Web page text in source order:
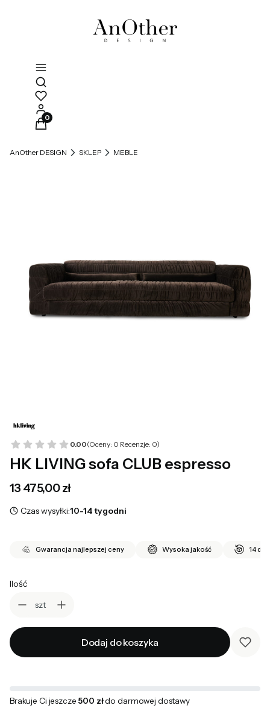
Otwórz wyszukiwarkę
Produkty w koszyku: 0. Zobacz szczegóły
AnOther DESIGN SKLEP MEBLE
0.00(Oceny: 0 Recenzje: 0)
HK LIVING sofa CLUB espresso
Cena
13 475,00 zł
Czas wysyłki:10-14 tygodni
Gwarancja najlepszej ceny Wysoka jakość 14 dni
Ilość
szt
Dodaj do koszyka
Brakuje Ci jeszcze 500 złdo darmowej dostawy